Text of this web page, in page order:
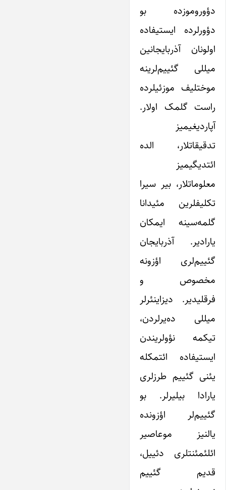
دؤوروموزده بو
دؤورلرده ایستیفاده
اولونان آذربایجانین
میللی گئییم‌لرینه
موختلیف موزئیلرده
راست گلمک اولار.
آپاردیغیمیز
تدقیقاتلار، الده
ائتدیگیمیز
معلوماتلار، بیر سیرا
تکلیفلرین مئیدانا
گلمه‌سینه ایمکان
یارادیر. آذربایجان
گئییم‌لری اؤزونه
مخصوص و
فرقلیدیر. دیزاینئرلر
میللی ده‌یرلردن،
تیکمه نؤولریندن
ایستیفاده ائتمکله
یئنی گئییم طرزلری
یارادا بیلیرلر. بو
گئییم‌لر اؤزونده
یالنیز موعاصیر
ائلئمئنتلری دئییل،
قدیم گئییم